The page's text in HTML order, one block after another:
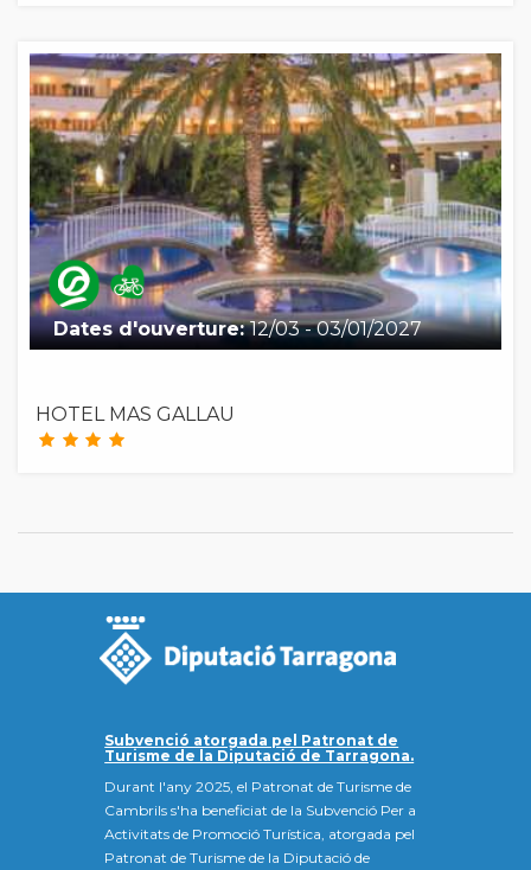
Dates d'ouverture:12/03 - 03/01/2027
HOTEL MAS GALLAU
Subvenció atorgada pel Patronat de
Turisme de la Diputació de Tarragona.
Durant l'any 2025, el Patronat de Turisme de
Cambrils s'ha beneficiat de la Subvenció Per a
Activitats de Promoció Turística, atorgada pel
Patronat de Turisme de la Diputació de